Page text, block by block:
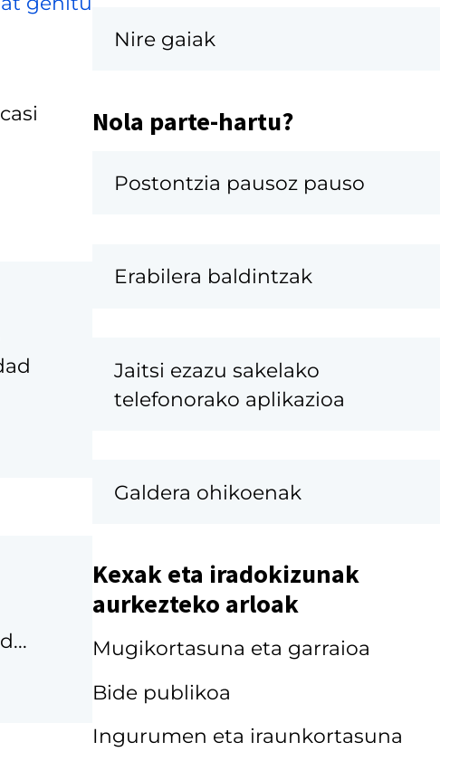
Nire gaiak
Nola parte-hartu?
Postontzia pausoz pauso
Erabilera baldintzak
Jaitsi ezazu sakelako
telefonorako aplikazioa
Galdera ohikoenak
Kexak eta iradokizunak
aurkezteko arloak
Mugikortasuna eta garraioa
Bide publikoa
Ingurumen eta iraunkortasuna